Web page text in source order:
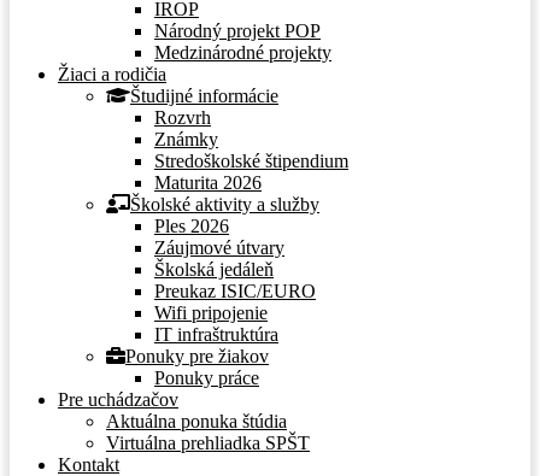
IROP
Národný projekt POP
Medzinárodné projekty
Žiaci a rodičia
Študijné informácie
Rozvrh
Známky
Stredoškolské štipendium
Maturita 2026
Školské aktivity a služby
Ples 2026
Záujmové útvary
Školská jedáleň
Preukaz ISIC/EURO
Wifi pripojenie
IT infraštruktúra
Ponuky pre žiakov
Ponuky práce
Pre uchádzačov
Aktuálna ponuka štúdia
Virtuálna prehliadka SPŠT
Kontakt